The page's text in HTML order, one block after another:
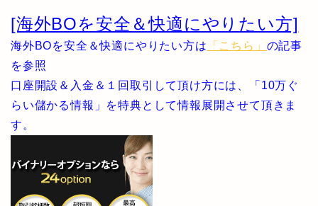
[海外BOを安全＆快適にやりたい方]
海外BOを安全＆快適にやりたい方は 「こちら」 の記事
を参照
口座開設＆入金＆１回取引して頂け方には、「10万ぐ
らい儲かる情報」を特典として情報展開させて頂きま
す。